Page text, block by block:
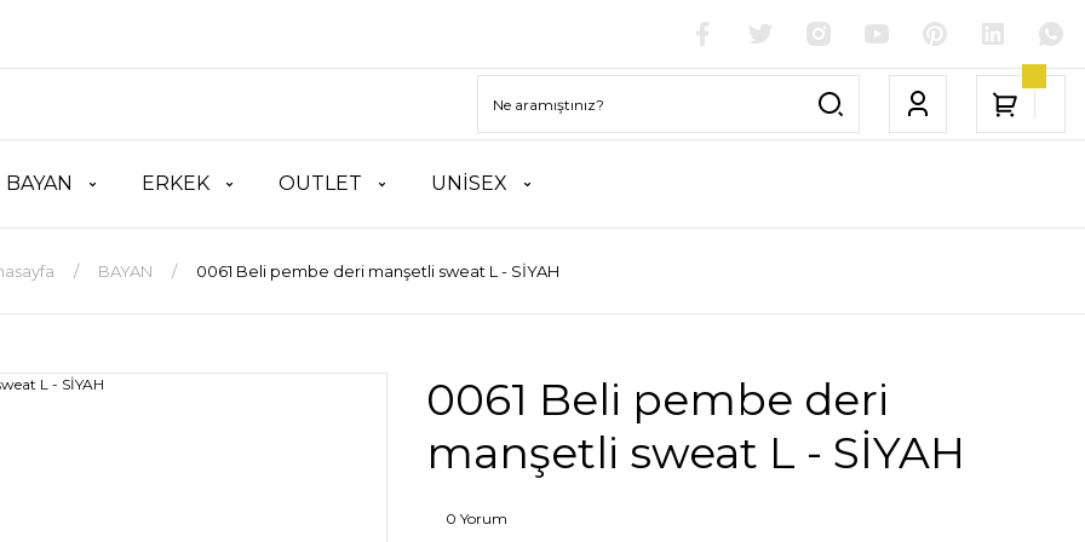
BAYAN ERKEK OUTLET UNİSEX
BAYAN 0061 Beli pembe deri manşetli sweat L - SİYAH
0061 Beli pembe deri
manşetli sweat L - SİYAH
0 Yorum